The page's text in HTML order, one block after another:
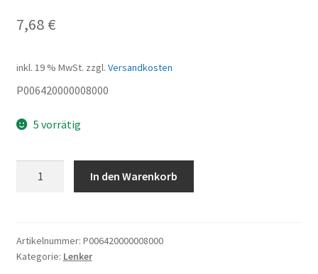
7,68 €
inkl. 19 % MwSt. zzgl. Versandkosten
P006420000008000
5 vorrätig
In den Warenkorb
Artikelnummer: P006420000008000
Kategorie: Lenker